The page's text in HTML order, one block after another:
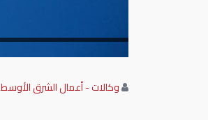
وكالات - أعمال الشرق الأوسط